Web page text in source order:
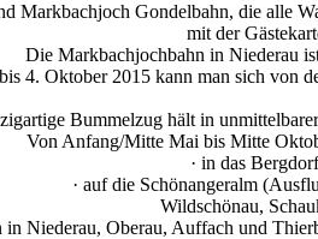
Markbachjoch Gondelbahn, die alle
mit der
Die Markbachjochbahn in Niederau
4. Oktober 2015 kann man sich von
Bummelzug hält in
Von Anfang/Mitte Mai bis Mitte
· in das
· auf die Schönangeralm
Wildschönau,
Niederau, Oberau, Auffach und